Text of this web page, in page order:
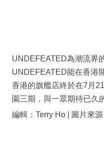
UNDEFEATED為潮流界
UNDEFEATED能在香港
香港的旗艦店終於在7月
園三期，與一眾期待已久
編輯：Terry Ho | 圖片來